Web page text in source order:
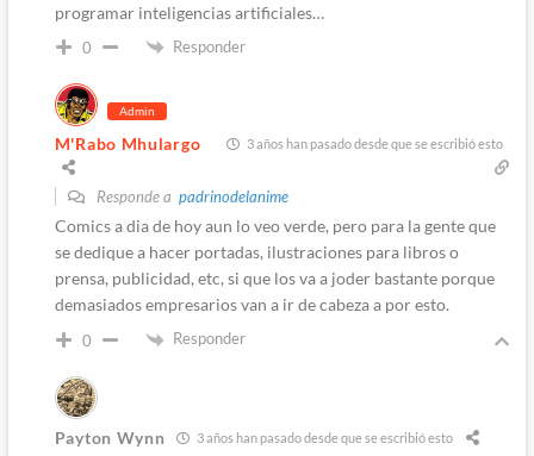
programar inteligencias artificiales…
0 Responder
Admin
M'Rabo Mhulargo 3 años han pasado desde que se escribió esto
Responde a padrinodelanime
Comics a dia de hoy aun lo veo verde, pero para la gente que
se dedique a hacer portadas, ilustraciones para libros o
prensa, publicidad, etc, si que los va a joder bastante porque
demasiados empresarios van a ir de cabeza a por esto.
0 Responder
Payton Wynn 3 años han pasado desde que se escribió esto